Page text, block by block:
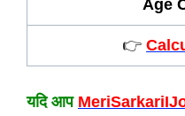
Age
👉
यदि आप